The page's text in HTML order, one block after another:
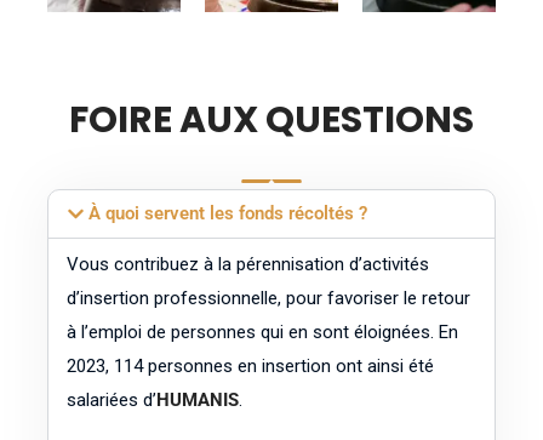
FOIRE AUX QUESTIONS
À quoi servent les fonds récoltés ?
Vous contribuez à la pérennisation d’activités
d’insertion professionnelle, pour favoriser le retour
à l’emploi de personnes qui en sont éloignées. En
2023, 114 personnes en insertion ont ainsi été
salariées d’HUMANIS.